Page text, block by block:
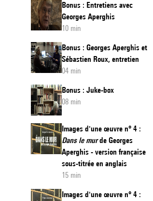
Bonus : Entretiens avec
Georges Aperghis
10 min
Bonus : Georges Aperghis et
Sébastien Roux, entretien
04 min
Bonus : Juke-box
08 min
Images d'une œuvre n° 4 :
Dans le murde Georges
Aperghis - version française
sous-titrée en anglais
15 min
Images d'une œuvre n° 4 :